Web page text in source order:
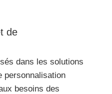
de
dans les solutions
personnalisation
besoins des